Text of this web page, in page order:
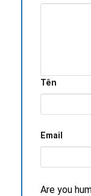
Tên
Email
Are you